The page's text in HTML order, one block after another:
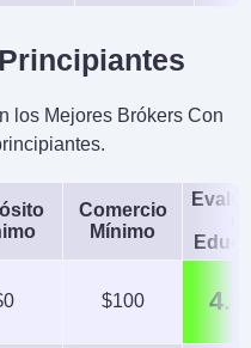
los Mejores Brókers Con
Comercio
Mínimo
$100 4.3